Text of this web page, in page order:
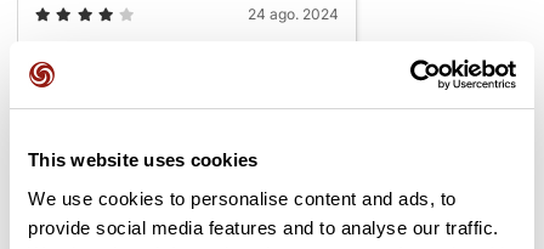
This website uses cookies
We use cookies to personalise content and ads, to
provide social media features and to analyse our traffic.
24 ago. 2024
Lakan
Añadir una opinión